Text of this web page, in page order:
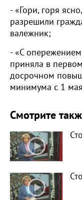
- «Гори, горя
разрешили
валежник;
- «С
приняла в
досрочном
минимума с 1
Смотрите